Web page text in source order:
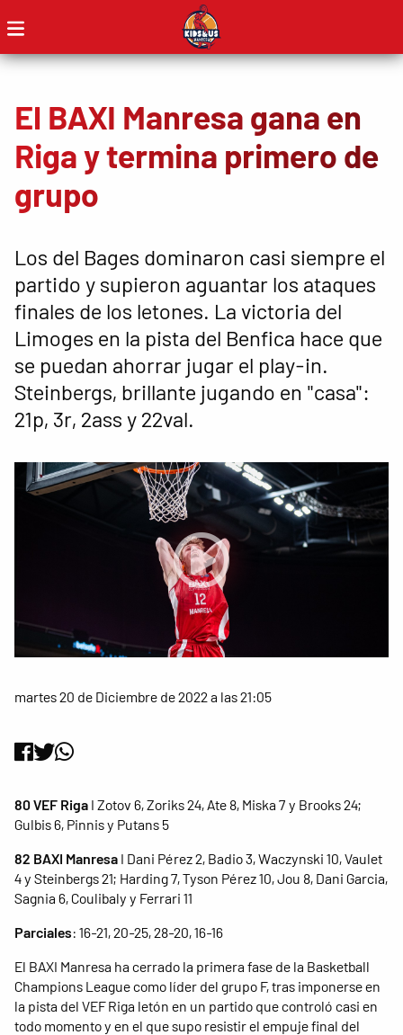
El BAXI Manresa gana en
Riga y termina primero de
grupo
Los del Bages dominaron casi siempre el
partido y supieron aguantar los ataques
finales de los letones. La victoria del
Limoges en la pista del Benfica hace que
se puedan ahorrar jugar el play-in.
Steinbergs, brillante jugando en "casa":
21p, 3r, 2ass y 22val.
martes 20 de Diciembre de 2022 a las 21:05
80 VEF Riga I Zotov 6, Zoriks 24, Ate 8, Miska 7 y Brooks 24;
Gulbis 6, Pinnis y Putans 5
82 BAXI Manresa I Dani Pérez 2, Badio 3, Waczynski 10, Vaulet
4 y Steinbergs 21; Harding 7, Tyson Pérez 10, Jou 8, Dani Garcia,
Sagnia 6, Coulibaly y Ferrari 11
Parciales: 16-21, 20-25, 28-20, 16-16
El BAXI Manresa ha cerrado la primera fase de la Basketball
Champions League como líder del grupo F, tras imponerse en
la pista del VEF Riga letón en un partido que controló casi en
todo momento y en el que supo resistir el empuje final del